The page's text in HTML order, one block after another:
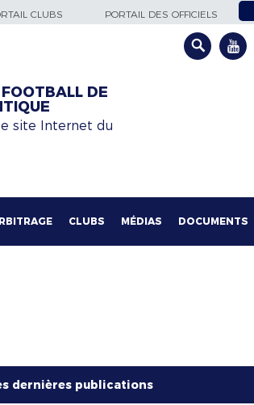
CLUBS PORTAIL DES OFFICIELS
DE
site Internet du
CLUBS MÉDIAS DOCUMENTS
dernières publications